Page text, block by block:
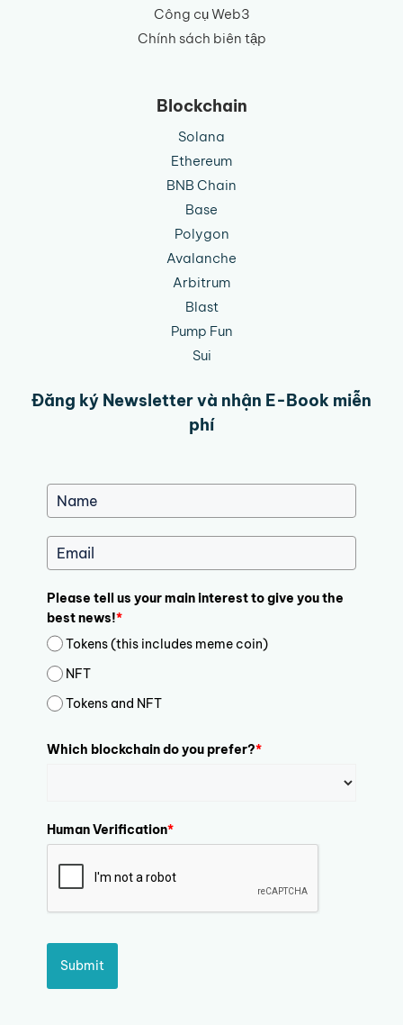
Công cụ Web3
Chính sách biên tập
Blockchain
Solana
Ethereum
BNB Chain
Base
Polygon
Avalanche
Arbitrum
Blast
Pump Fun
Sui
Đăng ký Newsletter và nhận E-Book miễn
phí
Please tell us your main interest to give you the
best news!*
Tokens (this includes meme coin)
NFT
Tokens and NFT
Which blockchain do you prefer?*
Human Verification*
Submit